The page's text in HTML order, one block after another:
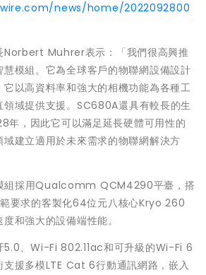
news/home/2022092800
Norbert Muhrer表示：「我們很高興推
模組。它為全球客戶的物聯網設備設計
以高資料率和強大的相機功能為各種工
領域提供支援。SC680A還具有較長的生
年，因此它可以滿足延長硬體可用性的
建立適用於未來需求的物聯網解決方
組採用Qualcomm QCM4290平臺，搭
要求的客製化64位元八核心Kryo 260
和強大的設備端性能。
5.0、Wi-Fi 802.11ac和可升級的Wi-Fi 6
支援多模LTE Cat 6行動通訊網路，嵌入